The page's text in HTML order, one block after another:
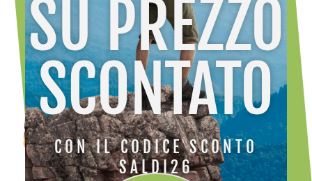
SU PREZZO
SCONTATO
CON IL CODICE SCONTO
SALDI26